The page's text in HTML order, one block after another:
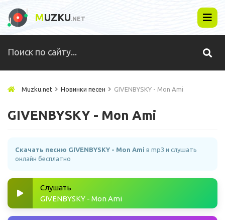
MUZKU.NET
Muzku.net Новинки песен GIVENBYSKY - Mon Ami
GIVENBYSKY - Mon Ami
Скачать песню GIVENBYSKY - Mon Ami в mp3 и слушать
онлайн бесплатно
Слушать
GIVENBYSKY - Mon Ami